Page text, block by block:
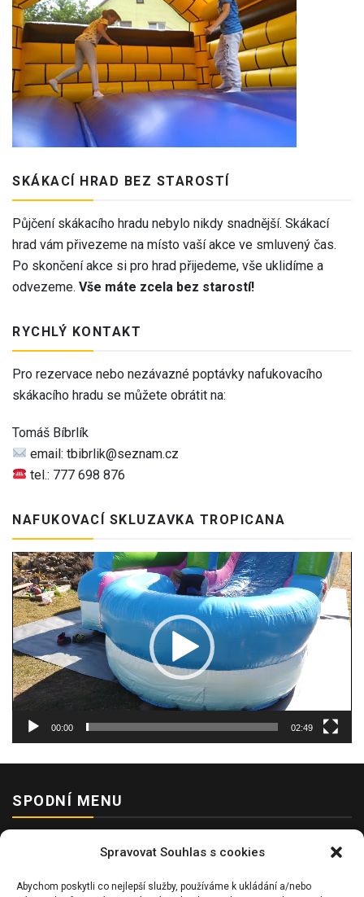
Spravovat Souhlas s cookies
Abychom poskytli co nejlepší služby, používáme k ukládání a/nebo
SKÁKACÍ HRAD BEZ STAROSTÍ
Půjčení skákacího hradu nebylo nikdy snadnější. Skákací
hrad vám přivezeme na místo vaší akce ve smluvený čas.
Po skončení akce si pro hrad přijedeme, vše uklidíme a
odvezeme. Vše máte zcela bez starostí!
RYCHLÝ KONTAKT
Pro rezervace nebo nezávazné poptávky nafukovacího
skákacího hradu se můžete obrátit na:
Tomáš Bíbrlík
email: tbibrlik@seznam.cz
tel.: 777 698 876
NAFUKOVACÍ SKLUZAVKA TROPICANA
Video
přehrávač
00:00 02:49
SPODNÍ MENU
Zásady cookies (EU)